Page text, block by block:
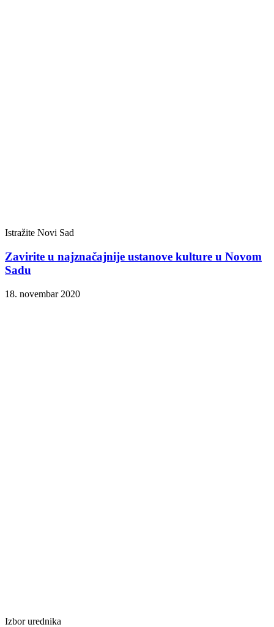
Istražite Novi Sad
Zavirite u najznačajnije ustanove kulture u Novom
Sadu
18. novembar 2020
Izbor urednika